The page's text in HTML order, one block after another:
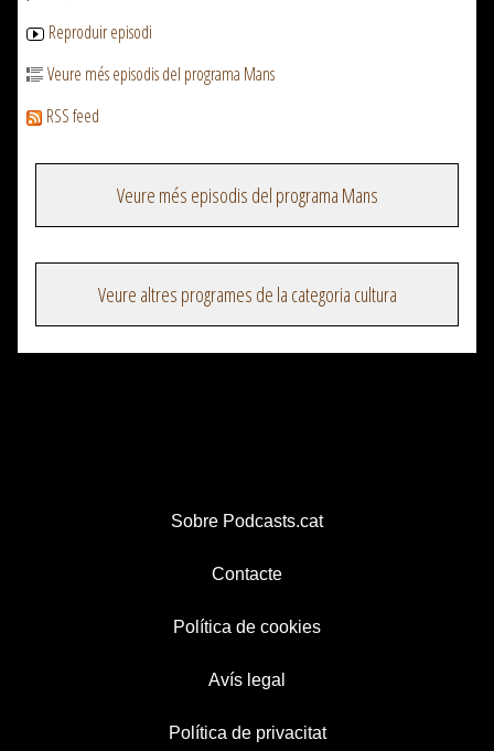
Reproduir episodi
Veure més episodis del programa Mans
RSS feed
Veure més episodis del programa Mans
Veure altres programes de la categoria cultura
Sobre Podcasts.cat
Contacte
Política de cookies
Avís legal
Política de privacitat